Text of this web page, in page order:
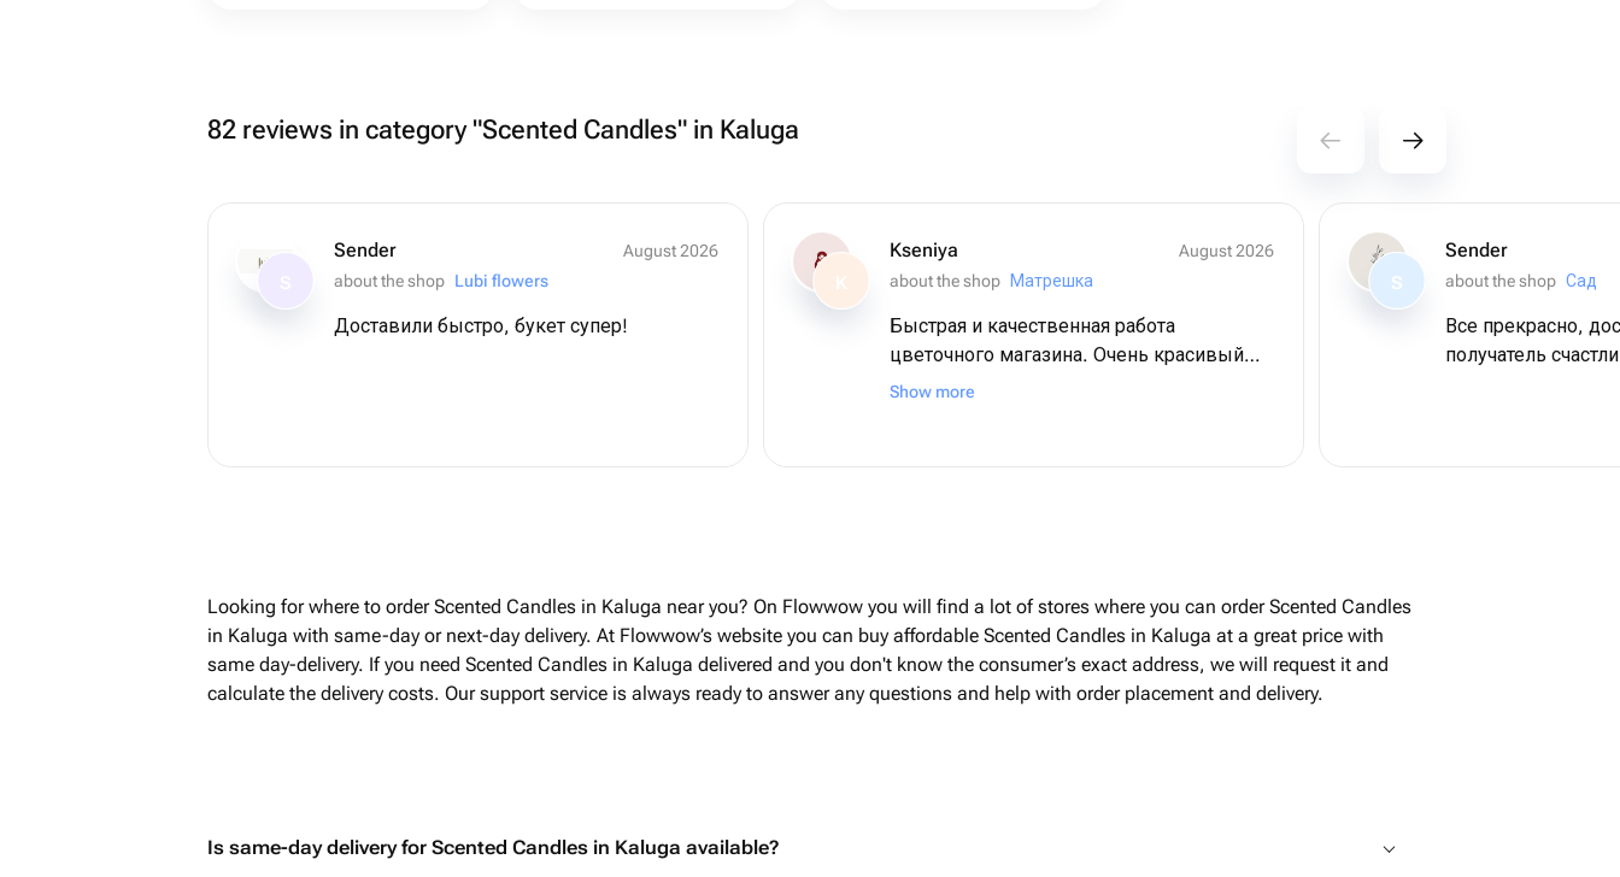
82 reviews in category "Scented Candles" in Kaluga
Sender
August 2026
about the shop Lubi flowers
Доставили быстро, букет супер!
K
Kseniya
August 2026
about the shop
Матрешка
Быстрая и качественная работа
цветочного магазина. Очень красивый
букет получился. Выражаю огромную
Show more
S
Sender
about the shop Сад
Все прекрасно,
получатель
Looking for where to order Scented Candles in Kaluga near you? On Flowwow you will find a lot of stores where you can order Scented Candles
in Kaluga with same-day or next-day delivery. At Flowwow’s website you can buy affordable Scented Candles in Kaluga at a great price with
same day-delivery. If you need Scented Candles in Kaluga delivered and you don't know the consumer’s exact address, we will request it and
calculate the delivery costs. Our support service is always ready to answer any questions and help with order placement and delivery.
Is same-day delivery for Scented Candles in Kaluga available?